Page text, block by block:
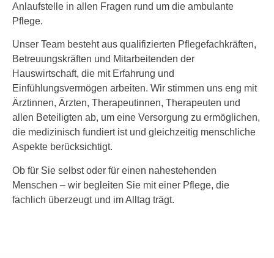
Anlaufstelle in allen Fragen rund um die ambulante
Pflege.
Unser Team besteht aus qualifizierten Pflegefachkräften,
Betreuungskräften und Mitarbeitenden der
Hauswirtschaft, die mit Erfahrung und
Einfühlungsvermögen arbeiten. Wir stimmen uns eng mit
Ärztinnen, Ärzten, Therapeutinnen, Therapeuten und
allen Beteiligten ab, um eine Versorgung zu ermöglichen,
die medizinisch fundiert ist und gleichzeitig menschliche
Aspekte berücksichtigt.
Ob für Sie selbst oder für einen nahestehenden
Menschen – wir begleiten Sie mit einer Pflege, die
fachlich überzeugt und im Alltag trägt.